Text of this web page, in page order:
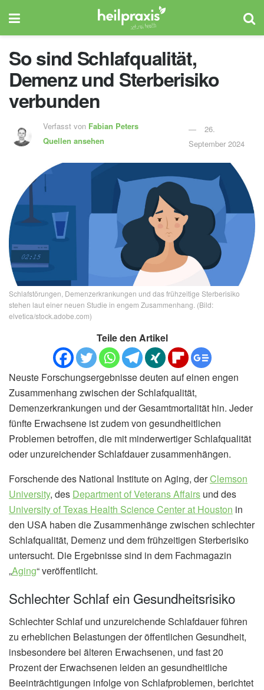
So sind Schlafqualität,
Demenz und Sterberisiko
verbunden
Verfasst von Fabian Peters
Quellen ansehen
26.
September 2024
Schlafstörungen, Demenzerkrankungen und das frühzeitige Sterberisiko
stehen laut einer neuen Studie in engem Zusammenhang. (Bild:
elvetica/stock.adobe.com)
Teile den Artikel
Neuste Forschungsergebnisse deuten auf einen engen
Zusammenhang zwischen der Schlafqualität,
Demenzerkrankungen und der Gesamtmortalität hin. Jeder
fünfte Erwachsene ist zudem von gesundheitlichen
Problemen betroffen, die mit minderwertiger Schlafqualität
oder unzureichender Schlafdauer zusammenhängen.
Forschende des National Institute on Aging, derClemson
University, des Department of Veterans Affairs und des
University of Texas Health Science Center at Houston in
den USA haben die Zusammenhänge zwischen schlechter
Schlafqualität, Demenz und dem frühzeitigen Sterberisiko
untersucht. Die Ergebnisse sind in dem Fachmagazin
„Aging“ veröffentlicht.
Schlechter Schlaf ein Gesundheitsrisiko
Schlechter Schlaf und unzureichende Schlafdauer führen
zu erheblichen Belastungen der öffentlichen Gesundheit,
insbesondere bei älteren Erwachsenen, und fast 20
Prozent der Erwachsenen leiden an gesundheitliche
Beeinträchtigungen infolge von Schlafproblemen, berichtet